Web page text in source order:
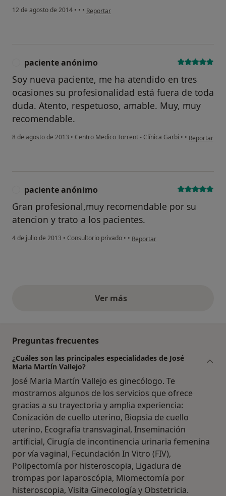
12 de agosto de 2014 • • • en opinión del usuario anónimo
Reportar
paciente anónimo
Soy nueva paciente, me ha atendido en tres
ocasiones su profesionalidad está fuera de toda
duda. Atento, respetuoso, amable. Muy, muy
recomendable.
8 de agosto de 2013 • Centro Medico Torrent - Clínica Garbí • • en opinión
Reportar
paciente anónimo
Gran profesional,muy recomendable por su
atencion y trato a los pacientes.
4 de julio de 2013 • Consultorio privado • • en opinión del usuario paciente
Reportar
Ver másopiniones anteriores
Preguntas frecuentes
¿Cuáles son las principales especialidades de José
Maria Martín Vallejo?
José Maria Martín Vallejo es ginecólogo. Te
mostramos algunos de los servicios que ofrece
gracias a su trayectoria y amplia experiencia:
Conización de cuello uterino, Biopsia de cuello
uterino, Ecografía transvaginal, Inseminación
artificial, Cirugía de incontinencia urinaria femenina
por vía vaginal, Fecundación In Vitro (FIV),
Polipectomía por histeroscopia, Ligadura de
trompas por laparoscópia, Miomectomía por
histeroscopia, Visita Ginecología y Obstetricia.